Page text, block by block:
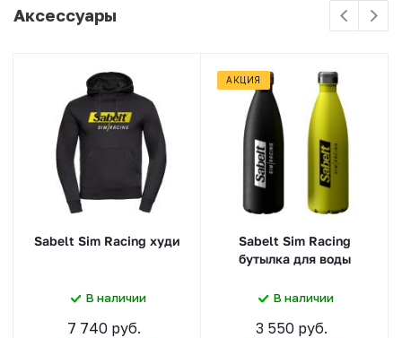
Аксессуары
Sabelt Sim Racing худи
В наличии
7 740 руб.
АКЦИЯ
Sabelt Sim Racing
бутылка для воды
В наличии
3 550 руб.